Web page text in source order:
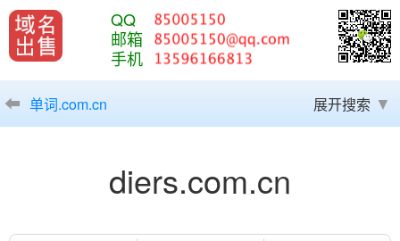
QQ
邮箱
手机
单词.com.cn 展开搜索
diers.com.cn